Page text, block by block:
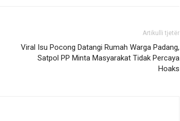
Artikulli tjetër
Viral Isu Pocong Datangi Rumah Warga Padang,
Satpol PP Minta Masyarakat Tidak Percaya
Hoaks